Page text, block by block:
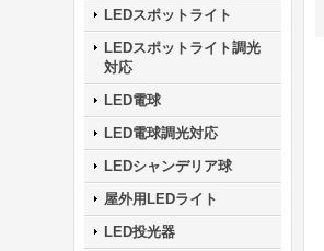
LEDスポットライト
LEDスポットライト調光
対応
LED電球
LED電球調光対応
LEDシャンデリア球
屋外用LEDライト
LED投光器